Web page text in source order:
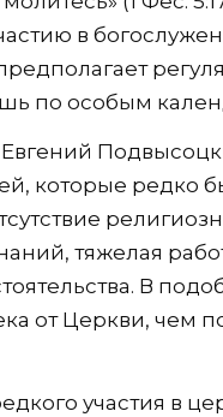
в
по особым
которые редко
тяжелая
В
от Церкви, чем
участия в